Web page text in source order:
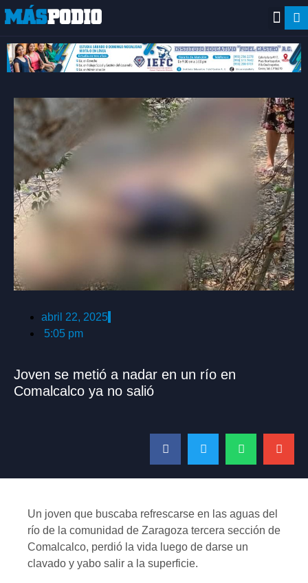
abril 22, 2025
5:05 pm
Joven se metió a nadar en un río en
Comalcalco ya no salió
Un joven que buscaba refrescarse en las aguas del
río de la comunidad de Zaragoza tercera sección de
Comalcalco, perdió la vida luego de darse un
clavado y yabo salir a la superficie.